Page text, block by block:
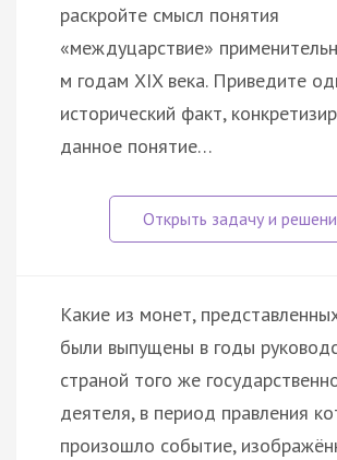
раскройте смысл понятия
«междуцарствие»
м годам XIX века. Приведите
исторический факт,
данное понятие…
Какие из монет,
были выпущены в годы
страной того же
деятеля, в период правления
произошло событие,